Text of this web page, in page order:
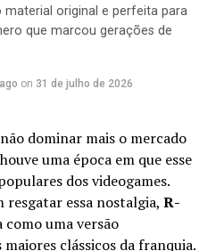
do jogo, já sabe que o
os jogos de arcade da era
HeroeseMarvel vs
e até algumas animações
no Homem-Aranha, que
material original e perfeita para
que marcou gerações de
on 31 de julho de 2026
dominar mais o mercado
uma época em que esse
dos videogames.
resgatar essa nostalgia, R-
como uma versão
clássicos da franquia.